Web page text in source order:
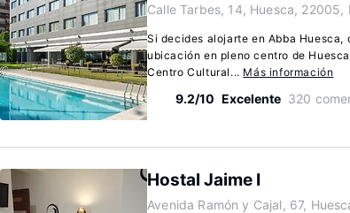
Calle Tarbes, 14, Huesca, 22005,
Si decides alojarte en Abba
ubicación en pleno centro de
Centro Cultural... Más información
9.2/10 Excelente 320
Hostal Jaime I
Avenida Ramón y Cajal, 67,